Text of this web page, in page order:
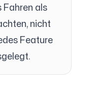
Fahren als
nicht
Feature